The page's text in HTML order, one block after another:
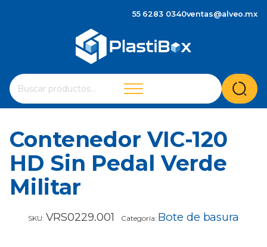
55 6283 0340ventas@alveo.mx
Buscar
por:
Cuando hay resultados autocompletados, puedes
Contenedor VIC-120
HD Sin Pedal Verde
Militar
SKU: VRS0229.001 Categoría: Bote de basura